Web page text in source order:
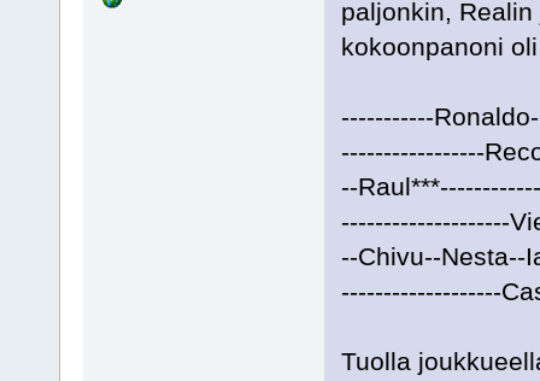
paljonkin,
kokoonpanoni
-----------
-----------------
--
--------------------
--Chivu--Nesta--
-------------------
Tuolla